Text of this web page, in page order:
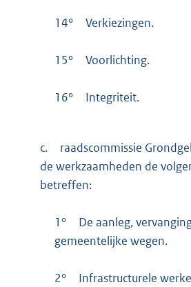
14° Verkiezingen.
15° Voorlichting.
16° Integriteit.
c.
raadscommissie
de werkzaamheden de
betreffen:
1°
De aanleg,
gemeentelijke wegen.
2°
Infrastructurele